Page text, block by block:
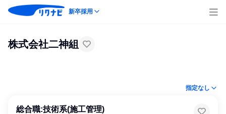
新卒採用
株式会社二神組
指定なし
総合職:技術系(施工管理)